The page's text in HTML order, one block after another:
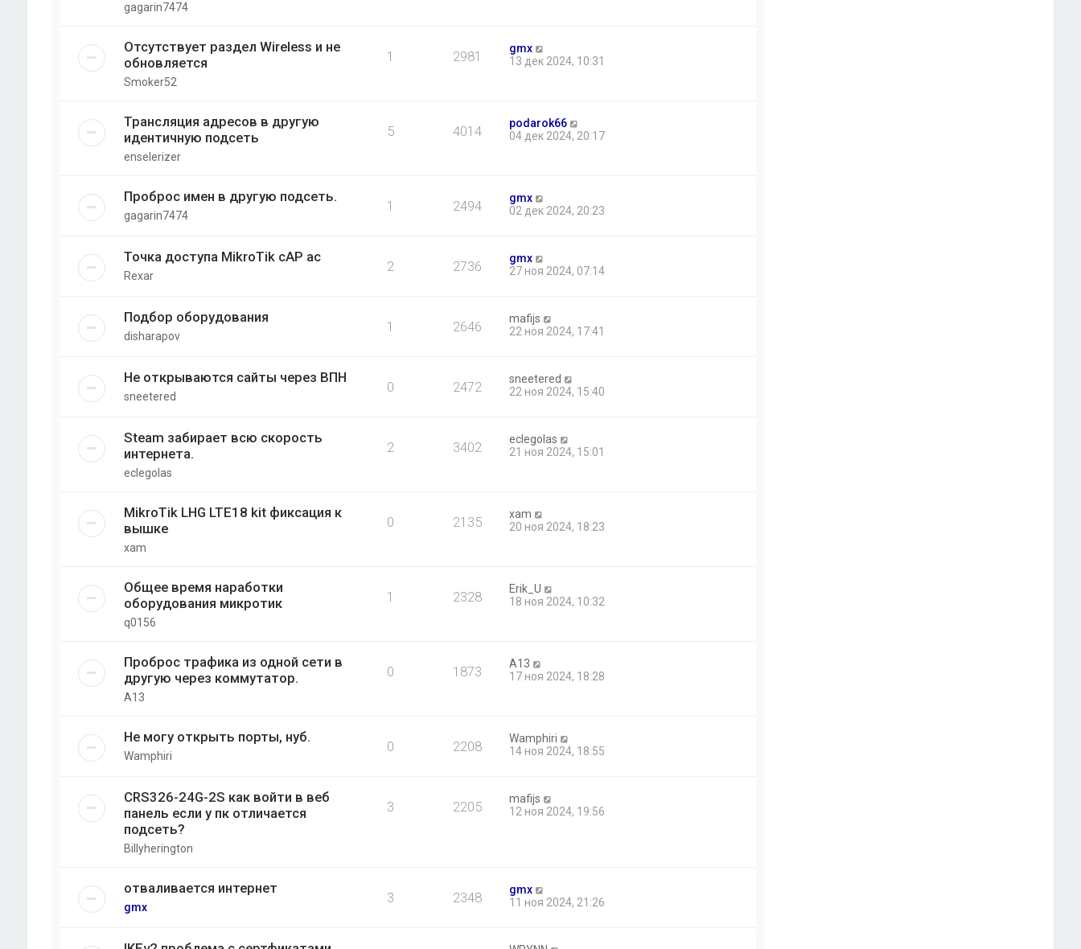
gagarin7474
Отсутствует раздел Wireless и не
обновляется
Smoker52
1 2981
gmx
13 дек 2024, 10:31
Трансляция адресов в другую
идентичную подсеть
enselerizer
5 4014
podarok66
04 дек 2024, 20:17
Проброс имен в другую подсеть.
gagarin7474
1 2494
gmx
02 дек 2024, 20:23
Точка доступа MikroTik cAP ac
Rexar
2 2736
gmx
27 ноя 2024, 07:14
Подбор оборудования
disharapov
1 2646
mafijs
22 ноя 2024, 17:41
Не открываются сайты через ВПН
sneetered
0 2472
sneetered
22 ноя 2024, 15:40
Steam забирает всю скорость
интернета.
eclegolas
2 3402
eclegolas
21 ноя 2024, 15:01
MikroTik LHG LTE18 kit фиксация к
вышке
xam
0 2135
xam
20 ноя 2024, 18:23
Общее время наработки
оборудования микротик
q0156
1 2328
Erik_U
18 ноя 2024, 10:32
Проброс трафика из одной сети в
другую через коммутатор.
A13
0 1873
A13
17 ноя 2024, 18:28
Не могу открыть порты, нуб.
Wamphiri
0 2208
Wamphiri
14 ноя 2024, 18:55
CRS326-24G-2S как войти в веб
панель если у пк отличается
подсеть?
Billyherington
3 2205
mafijs
12 ноя 2024, 19:56
отваливается интернет
gmx
3 2348
gmx
11 ноя 2024, 21:26